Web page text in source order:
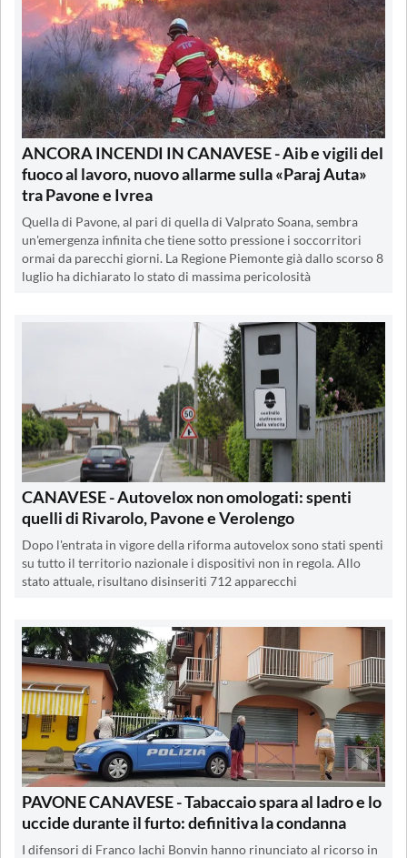
ANCORA INCENDI IN CANAVESE - Aib e vigili del
fuoco al lavoro, nuovo allarme sulla «Paraj Auta»
tra Pavone e Ivrea
Quella di Pavone, al pari di quella di Valprato Soana, sembra
un'emergenza infinita che tiene sotto pressione i soccorritori
ormai da parecchi giorni. La Regione Piemonte già dallo scorso 8
luglio ha dichiarato lo stato di massima pericolosità
CANAVESE - Autovelox non omologati: spenti
quelli di Rivarolo, Pavone e Verolengo
Dopo l'entrata in vigore della riforma autovelox sono stati spenti
su tutto il territorio nazionale i dispositivi non in regola. Allo
stato attuale, risultano disinseriti 712 apparecchi
PAVONE CANAVESE - Tabaccaio spara al ladro e lo
uccide durante il furto: definitiva la condanna
I difensori di Franco Iachi Bonvin hanno rinunciato al ricorso in